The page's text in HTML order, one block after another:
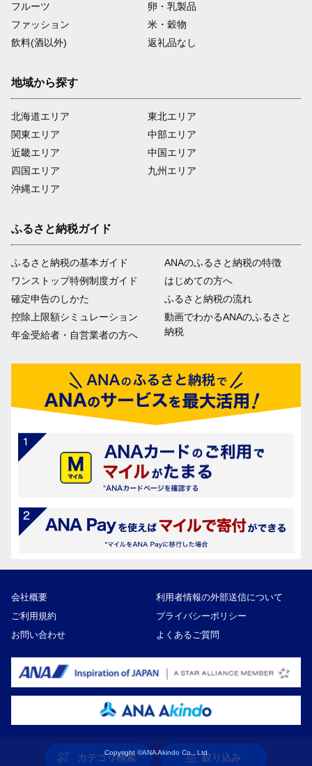
カテゴリ検索 絞り込み
フルーツ
卵・乳製品
ファッション
米・穀物
飲料(酒以外)
返礼品なし
地域から探す
北海道エリア
関東エリア
近畿エリア
四国エリア
沖縄エリア
東北エリア
中部エリア
中国エリア
九州エリア
ふるさと納税ガイド
ふるさと納税の基本ガイド
ワンストップ特例制度ガイド
確定申告のしかた
控除上限額シミュレーション
年金受給者・自営業者の方へ
ANAのふるさと納税の特徴
はじめての方へ
ふるさと納税の流れ
動画でわかるANAのふるさと
納税
会社概要
利用者情報の外部送信について
ご利用規約
プライバシーポリシー
お問い合わせ
よくあるご質問
Copyright ©ANA Akindo Co., Ltd